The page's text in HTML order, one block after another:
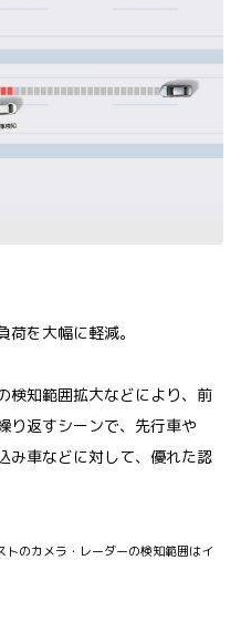
を大幅に軽減。
検知範囲拡大などにより、前
り返すシーンで、先行車や
み車などに対して、優れた認
のカメラ・レーダーの検知範囲はイ